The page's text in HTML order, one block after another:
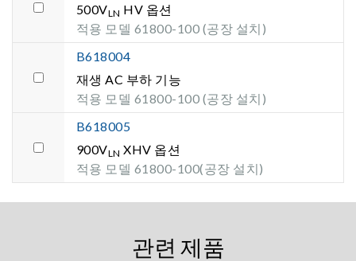
500VLN HV 옵션
적용 모델 61800-100 (공장 설치)
B618004
재생 AC 부하 기능
적용 모델 61800-100 (공장 설치)
B618005
900VLN XHV 옵션
적용 모델 61800-100(공장 설치)
관련 제품